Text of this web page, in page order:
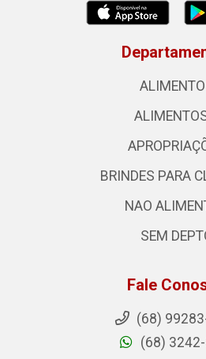
BRINDES PARA
NAO
SEM
Fale
(68)
(68)